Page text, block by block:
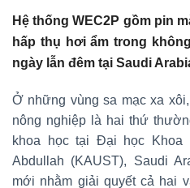
Hệ thống WEC2P gồm pin
hấp thụ hơi ẩm trong
ngày lẫn đêm tại Saudi
Ở những vùng sa mạc xa
nông nghiệp là hai thứ
khoa học tại Đại học Khoa
Abdullah (KAUST), Saudi
mới nhằm giải quyết cả hai